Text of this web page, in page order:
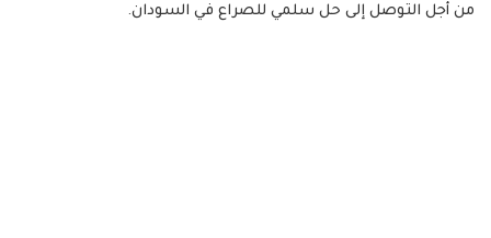
من أجل التوصل إلى حل سلمي للصراع في السودان.